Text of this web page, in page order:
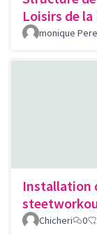
Loisirs de
monique
Installation
Chicheri 0